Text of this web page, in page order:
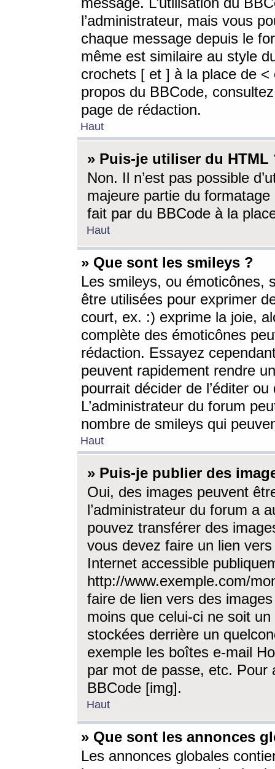
l’administrateur, mais vous
chaque message depuis le
même est similaire au style
crochets [ et ] à la place de <
propos du BBCode,
page de rédaction.
Haut
» Puis-je utiliser du HTML
Non. Il n’est pas possible
majeure partie du
fait par du BBCode à la
Haut
» Que sont les smileys ?
Les smileys, ou émoticônes,
être utilisées pour exprimer
court, ex. :) exprime la joie,
complète des émoticônes
rédaction. Essayez
peuvent rapidement rendre
pourrait décider de l’éditer
L’administrateur du forum
nombre de smileys qui
Haut
» Puis-je publier des
Oui, des images peuvent
l’administrateur du forum a
pouvez transférer des
vous devez faire un lien
Internet accessible
http://www.exemple.com/
faire de lien vers des
moins que celui-ci ne soit
stockées derrière un
exemple les boîtes e-mail
par mot de passe, etc. Pour
BBCode [img].
Haut
» Que sont les annonces
Les annonces globales